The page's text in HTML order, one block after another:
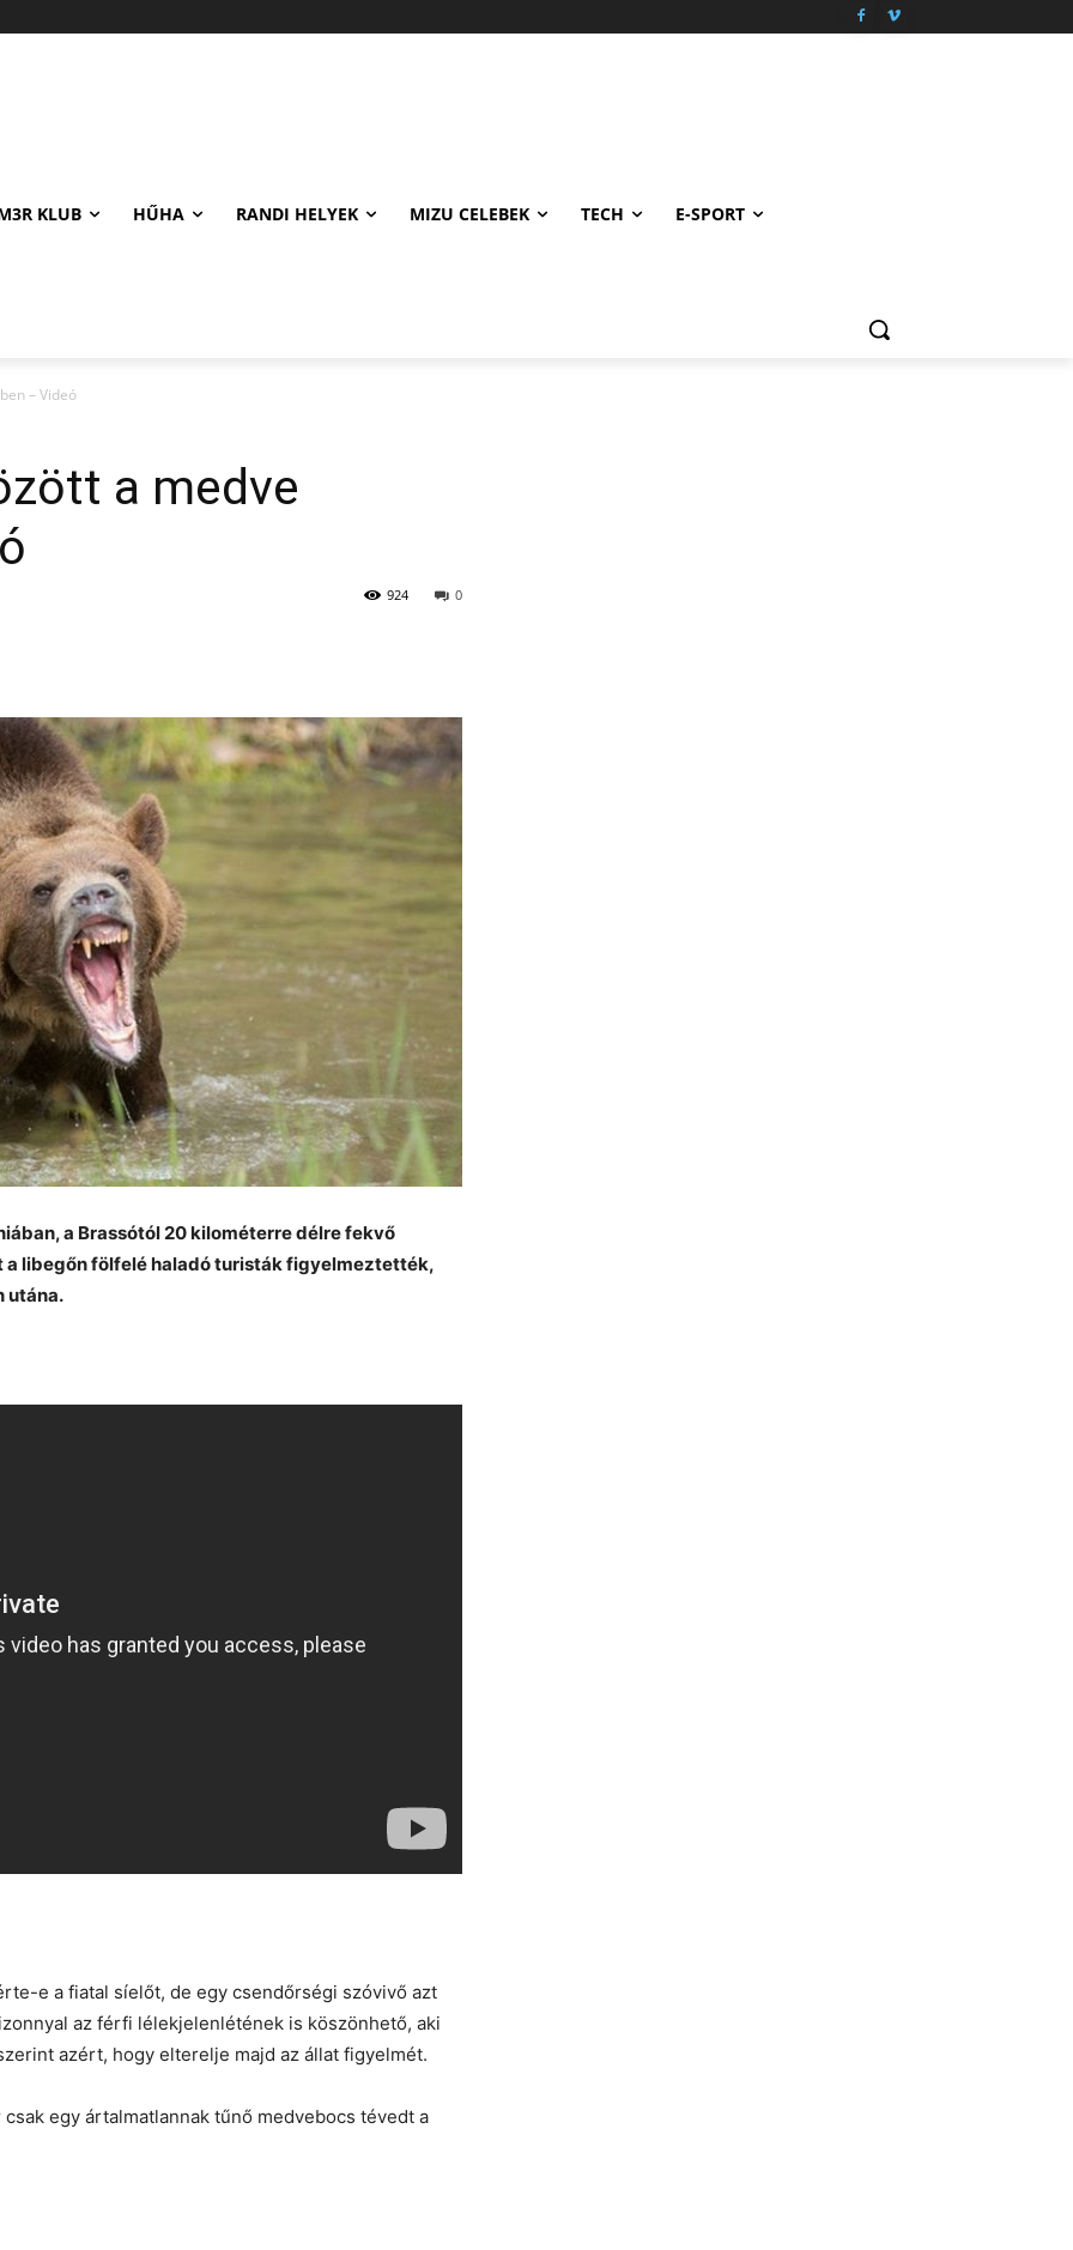
KLUB HŰHA RANDI HELYEK MIZU CELEBEK TECH E-SPORT
– Videó
a medve
0
924
a Brassótól 20 kilométerre délre fekvő
a libegőn fölfelé haladó turisták figyelmeztették,
utána.
e a fiatal síelőt, de egy csendőrségi szóvivő azt
az férfi lélekjelenlétének is köszönhető, aki
azért, hogy elterelje majd az állat figyelmét.
egy ártalmatlannak tűnő medvebocs tévedt a